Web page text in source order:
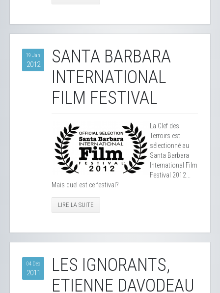
19 Jan
2012
SANTA BARBARA
INTERNATIONAL
FILM FESTIVAL
La Clef des
Terroirs est
sélectionné au
Santa Barbara
International Film
Festival 2012...
Mais quel est ce festival?
LIRE LA SUITE
04 Déc
2011
LES IGNORANTS,
ETIENNE DAVODEAU